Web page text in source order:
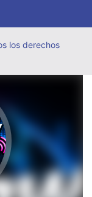
los derechos